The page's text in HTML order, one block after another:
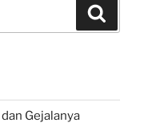
Gejalanya